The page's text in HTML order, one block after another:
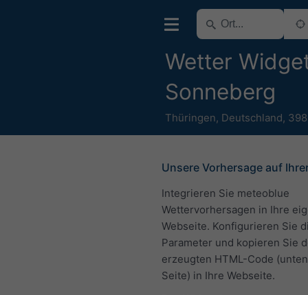
Wetter
Sonneberg
Thüringen, Deutschland,
Unsere Vorhersage auf
Integrieren Sie meteoblue
Wettervorhersagen in Ihre
Webseite. Konfigurieren Sie
Parameter und kopieren Sie
erzeugten HTML-Code
Seite) in Ihre Webseite.